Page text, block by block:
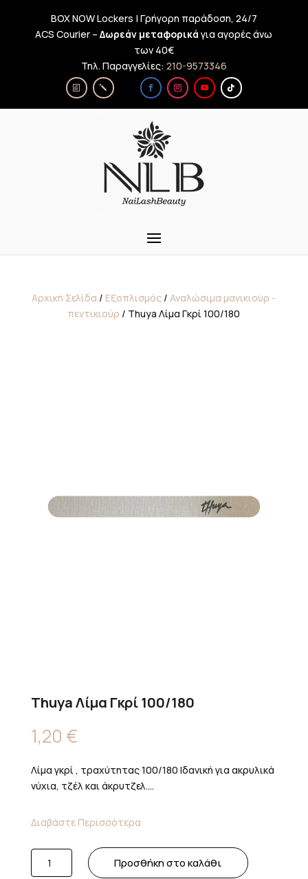
BOX NOW Lockers | Γρήγορη παράδοση, 24/7
ACS Courier –Δωρεάν μεταφορικά για αγορές άνω
των 40€
Τηλ. Παραγγελίες: 210-9573346
Αρχική Σελίδα / Εξοπλισμός /Αναλώσιμα μανικιούρ -
πεντικιούρ / Thuya Λίμα Γκρί 100/180
Thuya Λίμα Γκρί 100/180
1,20 €
Λίμα γκρί , τραχύτητας 100/180 Ιδανική για ακρυλικά
νύχια, τζέλ και άκρυτζελ....
Διαβάστε Περισσότερα
Thuya
Λίμα
Προσθήκη στο καλάθι